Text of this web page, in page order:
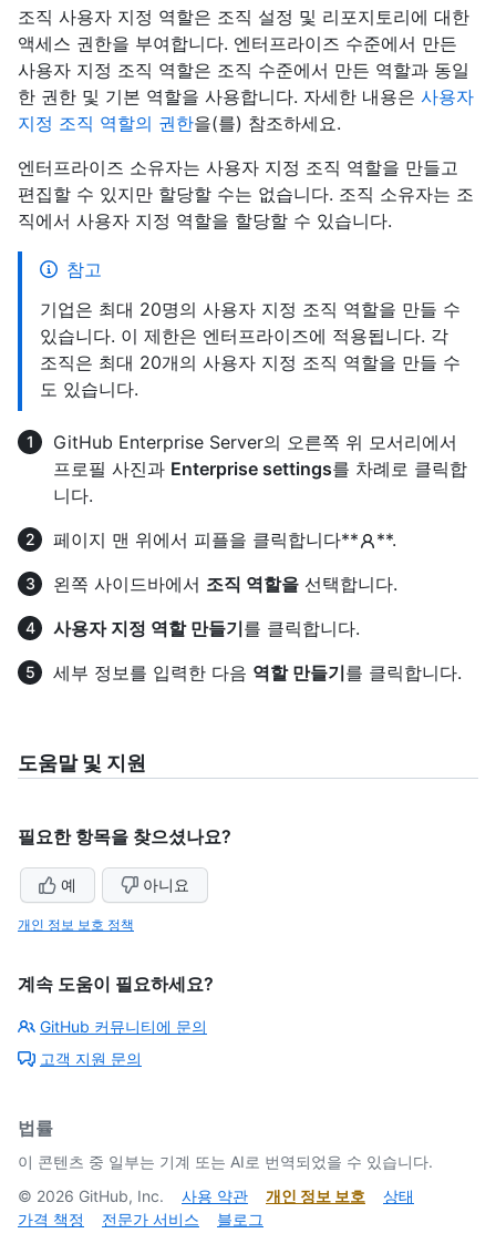
조직 사용자 지정 역할은 조직 설정 및 리포지토리에 대한
액세스 권한을 부여합니다. 엔터프라이즈 수준에서 만든
사용자 지정 조직 역할은 조직 수준에서 만든 역할과 동일
한 권한 및 기본 역할을 사용합니다. 자세한 내용은 사용자
지정 조직 역할의 권한을(를) 참조하세요.
엔터프라이즈 소유자는 사용자 지정 조직 역할을 만들고
편집할 수 있지만 할당할 수는 없습니다. 조직 소유자는 조
직에서 사용자 지정 역할을 할당할 수 있습니다.
참고
기업은 최대 20명의 사용자 지정 조직 역할을 만들 수
있습니다. 이 제한은 엔터프라이즈에 적용됩니다. 각
조직은 최대 20개의 사용자 지정 조직 역할을 만들 수
도 있습니다.
GitHub Enterprise Server의 오른쪽 위 모서리에서
프로필 사진과 Enterprise settings를 차례로 클릭합
니다.
페이지 맨 위에서 피플을 클릭합니다**
**.
왼쪽 사이드바에서 조직 역할을 선택합니다.
사용자 지정 역할 만들기를 클릭합니다.
세부 정보를 입력한 다음 역할 만들기를 클릭합니다.
도움말 및 지원
필요한 항목을 찾으셨나요?
예 아니요
개인 정보 보호 정책
계속 도움이 필요하세요?
GitHub 커뮤니티에 문의
고객 지원 문의
법률
이 콘텐츠 중 일부는 기계 또는 AI로 번역되었을 수 있습니다.
© 2026 GitHub, Inc. 사용 약관 개인 정보 보호
상태
가격 책정
전문가 서비스 블로그